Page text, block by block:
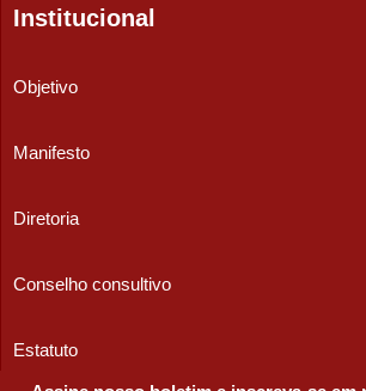
Institucional
Objetivo
Manifesto
Diretoria
Conselho consultivo
Estatuto